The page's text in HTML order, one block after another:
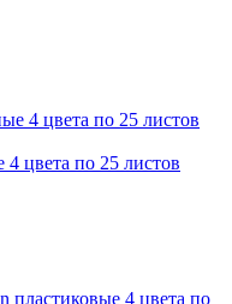
цвета по 25 листов